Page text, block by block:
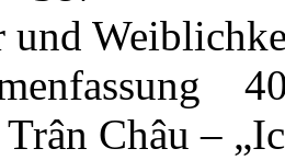
und
Châu –